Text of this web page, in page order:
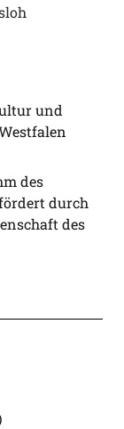
des
durch
des